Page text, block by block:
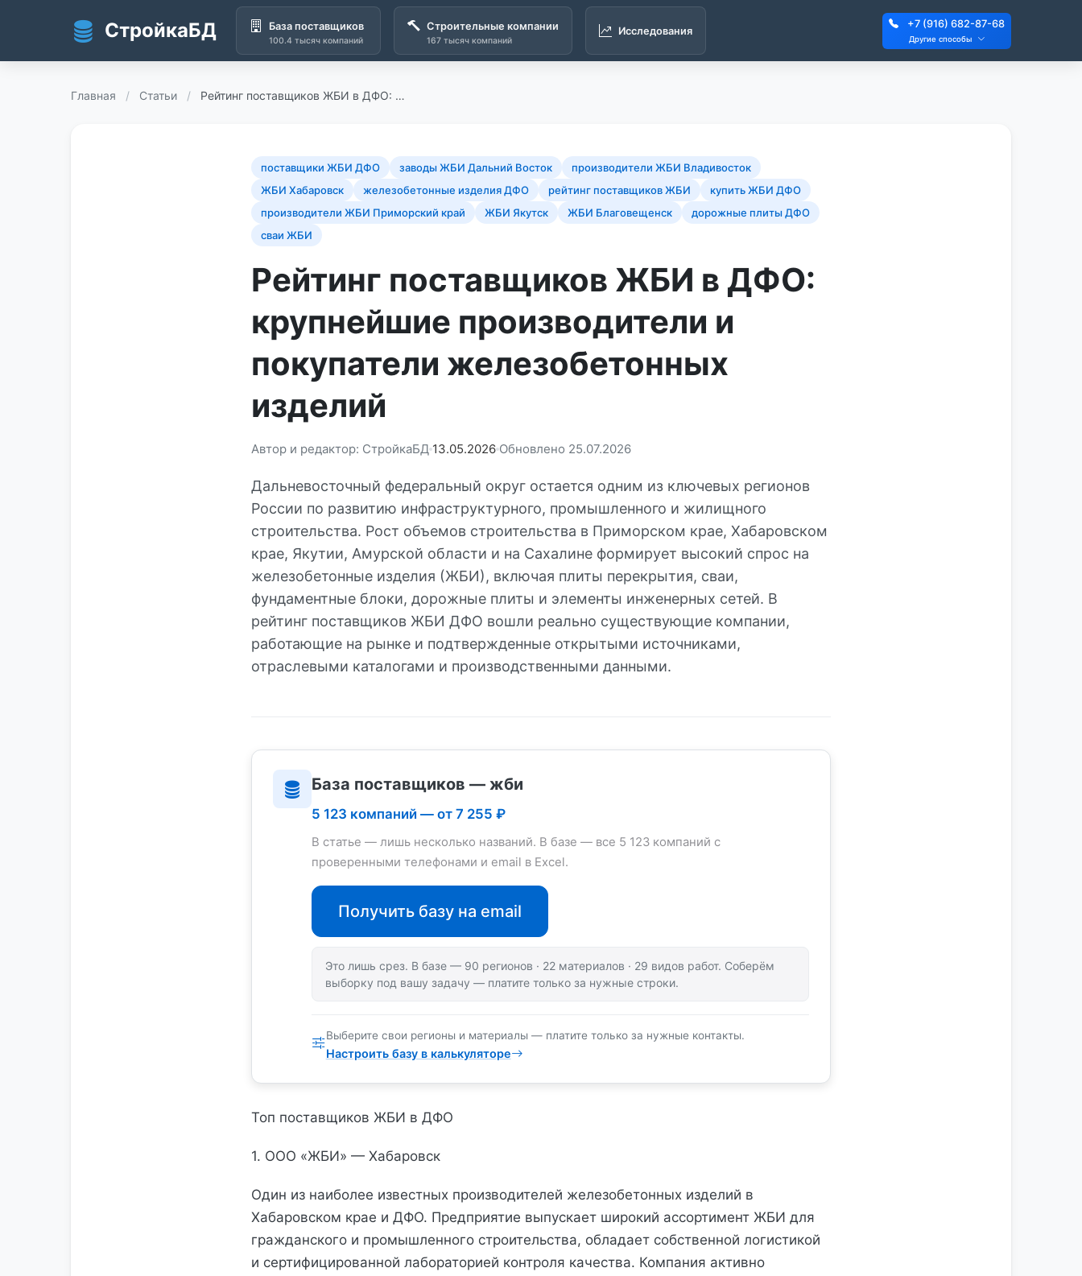
СтройкаБД База поставщиков
100.4 тысяч компаний
Строительные компании
167 тысяч компаний
Исследования
+7 (916) 682-87-68
Другие способы
Главная / Статьи / Рейтинг поставщиков ЖБИ в ДФО: …
поставщики ЖБИ ДФО заводы ЖБИ Дальний Восток
производители ЖБИ Владивосток
ЖБИ Хабаровск
железобетонные изделия ДФО рейтинг поставщиков ЖБИ
купить ЖБИ ДФО
производители ЖБИ Приморский край
ЖБИ Якутск ЖБИ Благовещенск
дорожные плиты ДФО
сваи ЖБИ
Рейтинг поставщиков ЖБИ в ДФО:
крупнейшие производители и
покупатели железобетонных
изделий
Автор и редактор: СтройкаБД 13.05.2026 Обновлено 25.07.2026
Дальневосточный федеральный округ остается одним из ключевых регионов
России по развитию инфраструктурного, промышленного и жилищного
строительства. Рост объемов строительства в Приморском крае, Хабаровском
крае, Якутии, Амурской области и на Сахалине формирует высокий спрос на
железобетонные изделия (ЖБИ), включая плиты перекрытия, сваи,
фундаментные блоки, дорожные плиты и элементы инженерных сетей. В
рейтинг поставщиков ЖБИ ДФО вошли реально существующие компании,
работающие на рынке и подтвержденные открытыми источниками,
отраслевыми каталогами и производственными данными.
База поставщиков — жби
5 123 компаний — от 7 255 ₽
В статье — лишь несколько названий. В базе — все 5 123 компаний с
проверенными телефонами и email в Excel.
Получить базу на email
Это лишь срез. В базе — 90 регионов · 22 материалов · 29 видов работ. Соберём
выборку под вашу задачу — платите только за нужные строки.
Выберите свои регионы и материалы — платите только за нужные контакты.
Настроить базу в калькуляторе
Топ поставщиков ЖБИ в ДФО
1. ООО «ЖБИ» — Хабаровск
Один из наиболее известных производителей железобетонных изделий в
Хабаровском крае и ДФО. Предприятие выпускает широкий ассортимент ЖБИ для
гражданского и промышленного строительства, обладает собственной логистикой
и сертифицированной лабораторией контроля качества. Компания активно